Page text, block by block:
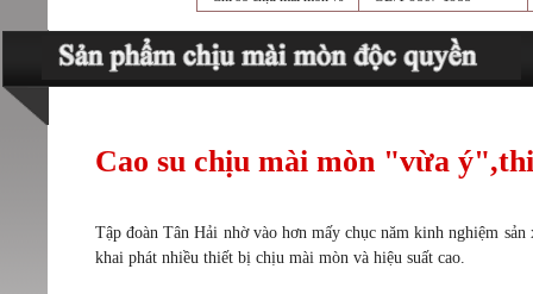
Cao su chịu mài mòn "vừa
Tập đoàn Tân Hải nhờ vào hơn mấy chục năm kinh nghiệm
khai phát nhiều thiết bị chịu mài mòn và hiệu suất cao.